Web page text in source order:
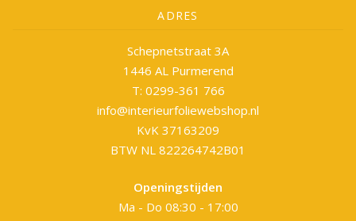
ADRES
Schepnetstraat 3A
1446 AL Purmerend
T: 0299-361 766
info@interieurfoliewebshop.nl
KvK 37163209
BTW NL 822264742B01
Openingstijden
Ma - Do 08:30 - 17:00